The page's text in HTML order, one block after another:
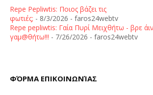
Repe Pepliwtis: Ποιος βάζει τις
φωτιές; - 8/3/2026 - faros24webtv
Repe pepliwtis: Γαία Πυρί Μειχθήτω - βρε
γαμ@θήτω!!! - 7/26/2026 - faros24webtv
ΦΌΡΜΑ ΕΠΙΚΟΙΝΩΝΊΑΣ